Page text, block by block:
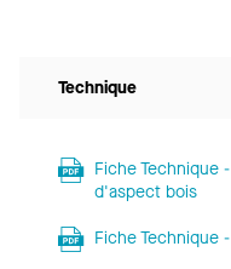
Technique
Fiche Technique -
d'aspect bois
Fiche Technique -